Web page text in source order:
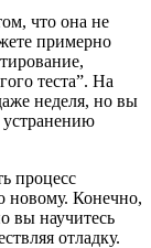
что она не
примерно
теста”. На
неделя, но вы
процесс
новому. Конечно,
вы научитесь
отладку.